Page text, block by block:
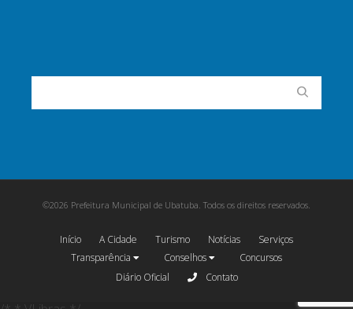
©2026 Prefeitura Municipal de Ubatuba. Todos os direitos reservados.
Início A Cidade Turismo Notícias
Serviços
Transparência
Conselhos
Concursos
Diário Oficial
Contato